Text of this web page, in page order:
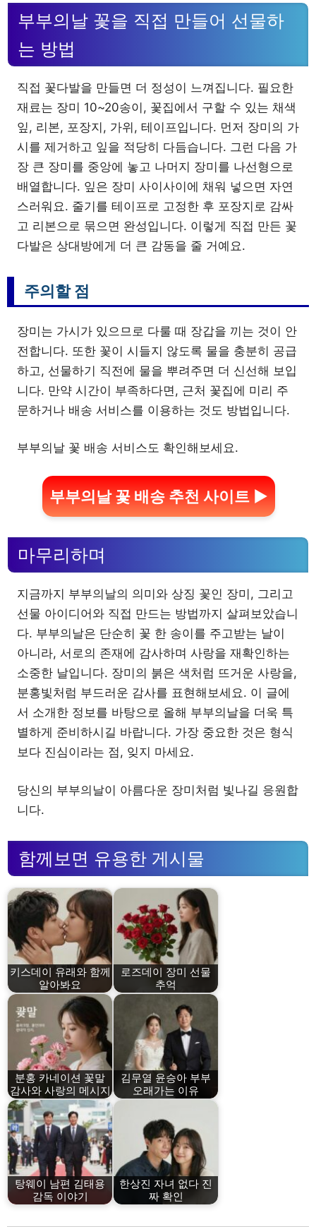
부부의날 꽃을 직접 만들어 선물하
는 방법
직접 꽃다발을 만들면 더 정성이 느껴집니다. 필요한
재료는 장미 10~20송이, 꽃집에서 구할 수 있는 채색
잎, 리본, 포장지, 가위, 테이프입니다. 먼저 장미의 가
시를 제거하고 잎을 적당히 다듬습니다. 그런 다음 가
장 큰 장미를 중앙에 놓고 나머지 장미를 나선형으로
배열합니다. 잎은 장미 사이사이에 채워 넣으면 자연
스러워요. 줄기를 테이프로 고정한 후 포장지로 감싸
고 리본으로 묶으면 완성입니다. 이렇게 직접 만든 꽃
다발은 상대방에게 더 큰 감동을 줄 거예요.
주의할 점
장미는 가시가 있으므로 다룰 때 장갑을 끼는 것이 안
전합니다. 또한 꽃이 시들지 않도록 물을 충분히 공급
하고, 선물하기 직전에 물을 뿌려주면 더 신선해 보입
니다. 만약 시간이 부족하다면, 근처 꽃집에 미리 주
문하거나 배송 서비스를 이용하는 것도 방법입니다.
부부의날 꽃 배송 서비스도 확인해보세요.
부부의날 꽃 배송 추천 사이트 ▶
마무리하며
지금까지 부부의날의 의미와 상징 꽃인 장미, 그리고
선물 아이디어와 직접 만드는 방법까지 살펴보았습니
다. 부부의날은 단순히 꽃 한 송이를 주고받는 날이
아니라, 서로의 존재에 감사하며 사랑을 재확인하는
소중한 날입니다. 장미의 붉은 색처럼 뜨거운 사랑을,
분홍빛처럼 부드러운 감사를 표현해보세요. 이 글에
서 소개한 정보를 바탕으로 올해 부부의날을 더욱 특
별하게 준비하시길 바랍니다. 가장 중요한 것은 형식
보다 진심이라는 점, 잊지 마세요.
당신의 부부의날이 아름다운 장미처럼 빛나길 응원합
니다.
함께보면 유용한 게시물
키스데이 유래와 함께
알아봐요
로즈데이 장미 선물
추억
분홍 카네이션 꽃말
감사와 사랑의 메시지
김무열 윤승아 부부
오래가는 이유
탕웨이 남편 김태용
감독 이야기
한상진 자녀 없다 진
짜 확인